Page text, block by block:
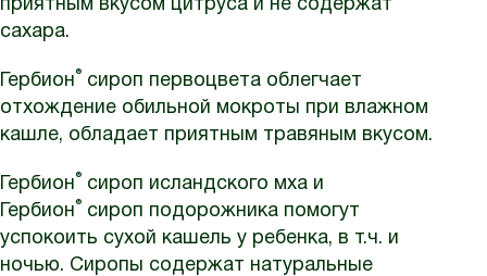
приятным вкусом цитруса и не содержат
сахара.
Гербион® сироп первоцвета облегчает
отхождение обильной мокроты при влажном
кашле, обладает приятным травяным вкусом.
Гербион® сироп исландского мха и
Гербион® сироп подорожника помогут
успокоить сухой кашель у ребенка, в т.ч. и
ночью. Сиропы содержат натуральные